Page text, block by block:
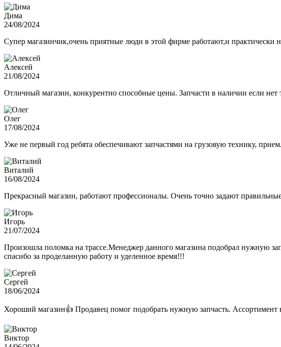
Дима
24/08/2024
Супер магазинчик,очень приятные люди в этой фирме работают,и практически
Алексей
21/08/2024
Отличный магазин, конкурентно способные цены. Запчасти в наличии если
Олег
17/08/2024
Уже не первый год ребята обеспечивают запчастями на грузовую технику,
Виталий
16/08/2024
Прекрасный магазин, работают профессионалы. Очень точно задают
Игорь
21/07/2024
Произошла поломка на трассе.Менеджер данного магазина подобрал нужную
спасибо за проделанную работу и уделенное время!!!
Сергей
18/06/2024
Хороший магазин👍 Продавец помог подобрать нужную запчасть. Ассортимент
Виктор